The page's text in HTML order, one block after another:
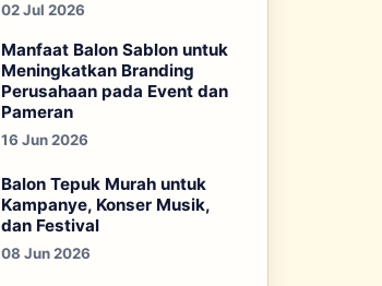
02 Jul 2026
Manfaat Balon Sablon untuk
Meningkatkan Branding
Perusahaan pada Event dan
Pameran
16 Jun 2026
Balon Tepuk Murah untuk
Kampanye, Konser Musik,
dan Festival
08 Jun 2026